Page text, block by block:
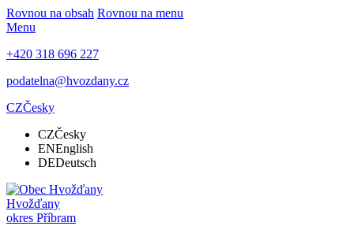
Rovnou na obsah Rovnou na menu
Menu
+420 318 696 227
podatelna@hvozdany.cz
CZČesky
CZČesky
ENEnglish
DEDeutsch
Hvožďany
okres Příbram